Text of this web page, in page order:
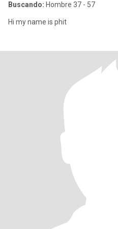
Buscando: Hombre 37 - 57
Hi my name is phit